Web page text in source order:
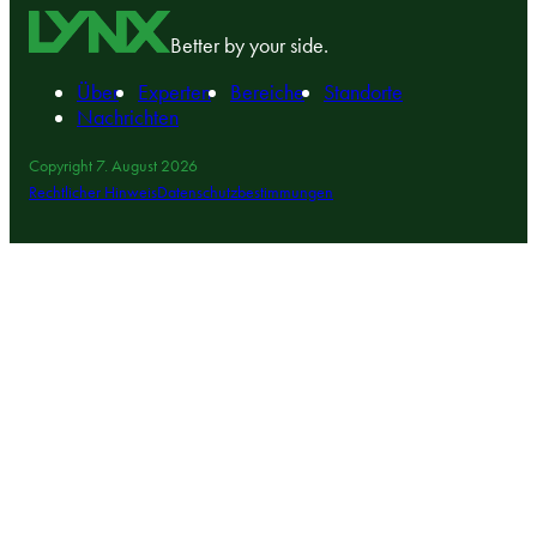
Better by your side.
Über
Experten Bereiche
Standorte
Nachrichten
Copyright 7. August 2026
Rechtlicher HinweisDatenschutzbestimmungen